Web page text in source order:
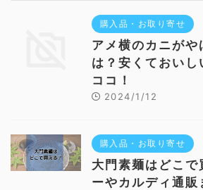
購入品・お取り寄せ
アメ横のカニがや
は？安くておいし
ココ！
2024/1/12
購入品・お取り寄せ
大門素麺はどこ
ーやカルディ通販